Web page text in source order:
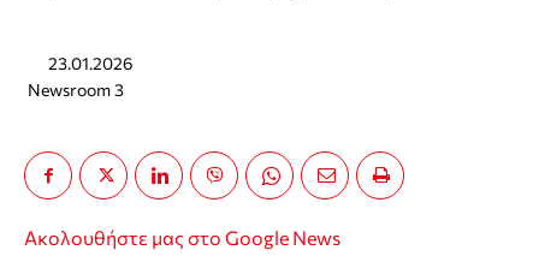
23.01.2026
Newsroom 3
Ακολουθήστε μας στο Google News